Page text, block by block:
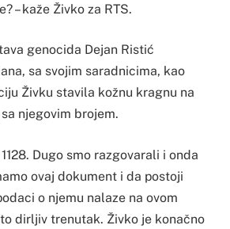
– kaže Živko za RTS.
genocida Dejan Ristić
sa svojim saradnicima, kao
Živku stavila kožnu kragnu na
njegovim brojem.
Dugo smo razgovarali i onda
ovaj dokument i da postoji
o njemu nalaze na ovom
dirljiv trenutak. Živko je konačno